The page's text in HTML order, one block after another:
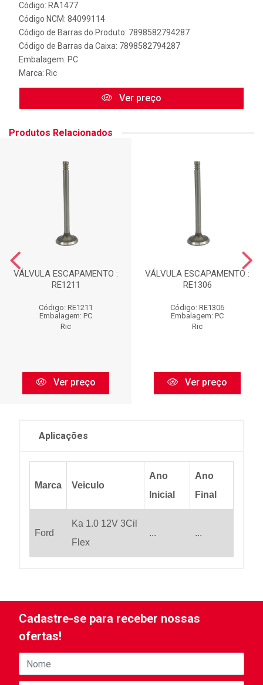
Código: RA1477
Código NCM: 84099114
Código de Barras do Produto: 7898582794287
Código de Barras da Caixa: 7898582794287
Embalagem: PC
Marca: Ric
Ver preço
Produtos Relacionados
VÁLVULA ESCAPAMENTO :
RE1211
Código: RE1211
Embalagem: PC
Ric
Ver preço
VÁLVULA ESCAPAMENTO :
RE1306
Código: RE1306
Embalagem: PC
Ric
Ver preço
Aplicações
Marca Veiculo
Ano
Inicial
Ano
Final
Ford
Ka 1.0 12V 3Cil
Flex
... ...
Cadastre-se para receber nossas
ofertas!